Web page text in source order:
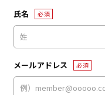
氏名 必須
メールアドレス 必須